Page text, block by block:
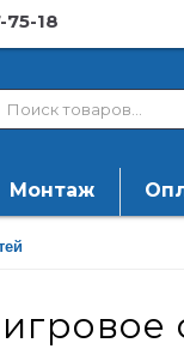
75-18
Монтаж